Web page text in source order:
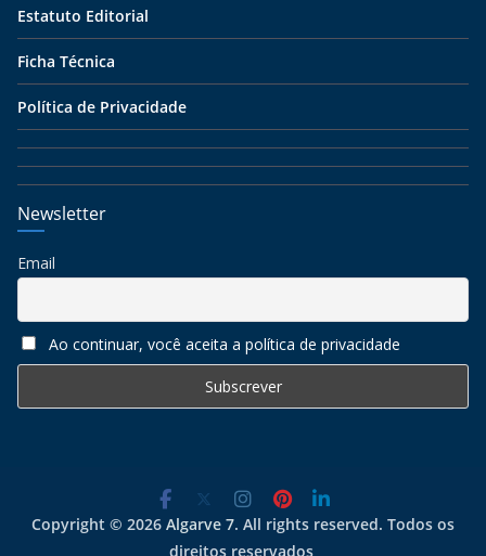
Estatuto Editorial
Ficha Técnica
Política de Privacidade
Newsletter
Email
Ao continuar, você aceita a política de privacidade
Copyright © 2026 Algarve 7. All rights reserved. Todos os
direitos reservados